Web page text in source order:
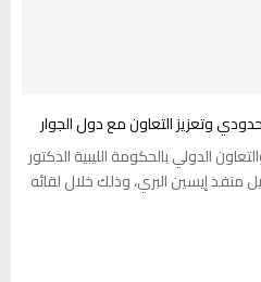
وتعزيز التعاون مع دول الجوار
الدولي بالحكومة الليبية الدكتور
منفذ إيسين البري، وذلك خلال لقائه